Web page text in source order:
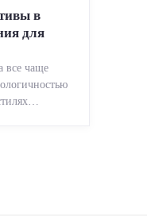
в
для
все чаще